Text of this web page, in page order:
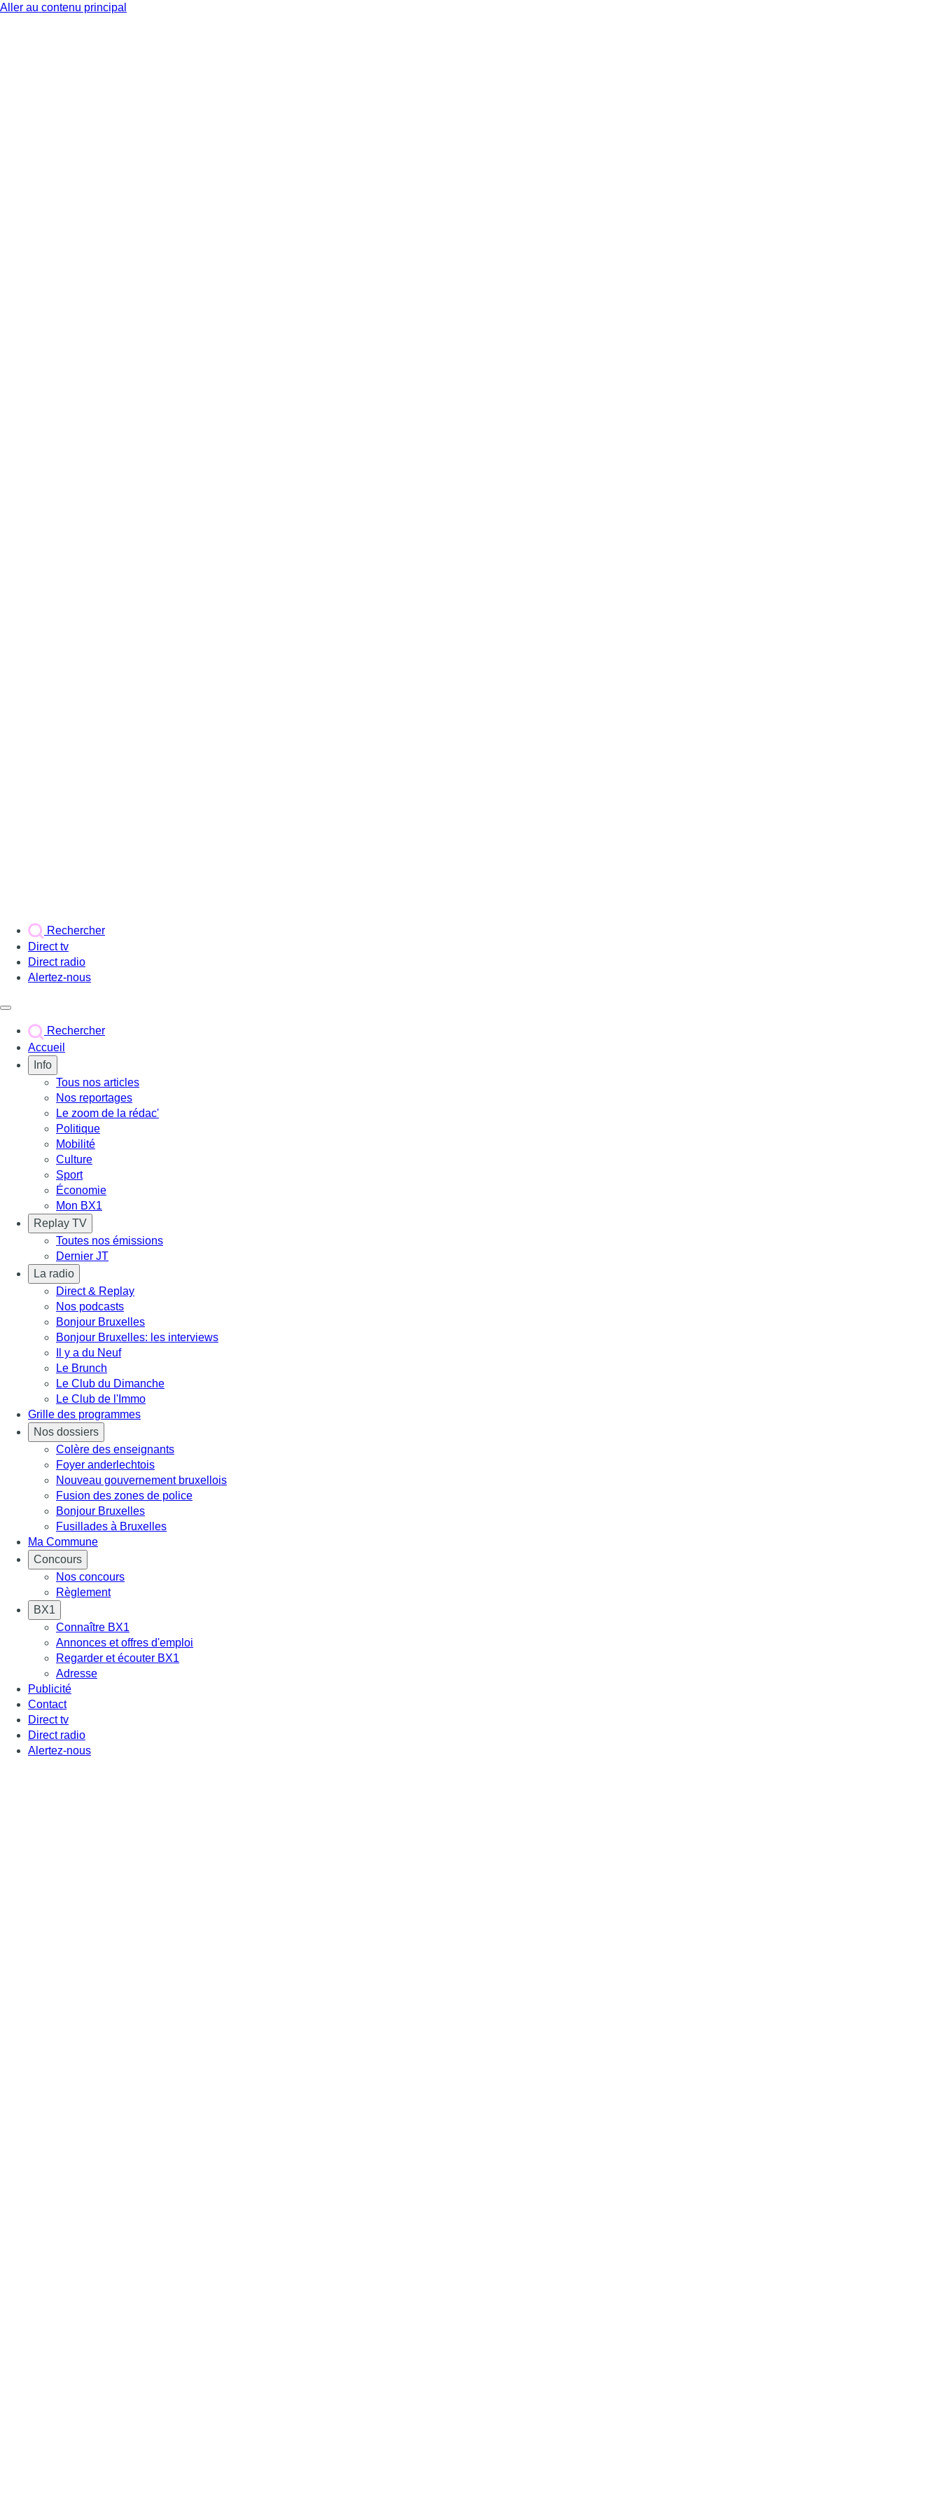
Aller au contenu principal
Rechercher
Direct tv
Direct radio
Alertez-nous
Rechercher
Accueil
Info
Tous nos articles
Nos reportages
Le zoom de la rédac'
Politique
Mobilité
Culture
Sport
Économie
Mon BX1
Replay TV
Toutes nos émissions
Dernier JT
La radio
Direct & Replay
Nos podcasts
Bonjour Bruxelles
Bonjour Bruxelles: les interviews
Il y a du Neuf
Le Brunch
Le Club du Dimanche
Le Club de l'Immo
Grille des programmes
Nos dossiers
Colère des enseignants
Foyer anderlechtois
Nouveau gouvernement bruxellois
Fusion des zones de police
Bonjour Bruxelles
Fusillades à Bruxelles
Ma Commune
Concours
Nos concours
Règlement
BX1
Connaître BX1
Annonces et offres d'emploi
Regarder et écouter BX1
Adresse
Publicité
Contact
Direct tv
Direct radio
Alertez-nous